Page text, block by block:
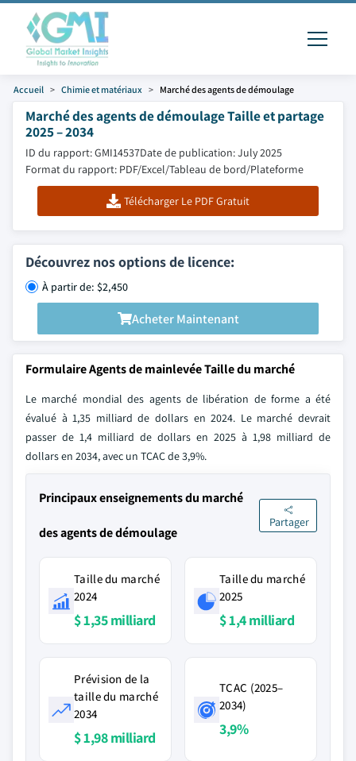
Accueil Chimie et matériaux Marché des agents de démoulage
Marché des agents de démoulage Taille et partage
2025 – 2034
ID du rapport: GMI14537Date de publication: July 2025
Format du rapport: PDF/Excel/Tableau de bord/Plateforme
Télécharger Le PDF Gratuit
Découvrez nos options de licence:
À partir de: $2,450
Acheter Maintenant
Formulaire Agents de mainlevée Taille du marché
Le marché mondial des agents de libération de forme a été
évalué à 1,35 milliard de dollars en 2024. Le marché devrait
passer de 1,4 milliard de dollars en 2025 à 1,98 milliard de
dollars en 2034, avec un TCAC de 3,9%.
Principaux enseignements du marché
des agents de démoulage
Partager
Taille du marché
2024
$ 1,35 milliard
Taille du marché
2025
$ 1,4 milliard
Prévision de la
taille du marché
2034
$ 1,98 milliard
TCAC (2025–
2034)
3,9%